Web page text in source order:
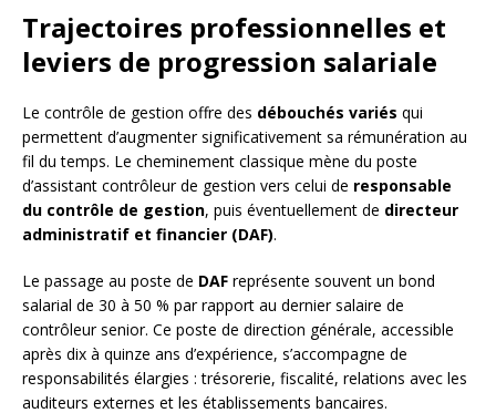
Trajectoires professionnelles et
leviers de progression salariale
Le contrôle de gestion offre des débouchés variés qui
permettent d’augmenter significativement sa rémunération au
fil du temps. Le cheminement classique mène du poste
d’assistant contrôleur de gestion vers celui de responsable
du contrôle de gestion, puis éventuellement de directeur
administratif et financier (DAF).
Le passage au poste de DAF représente souvent un bond
salarial de 30 à 50 % par rapport au dernier salaire de
contrôleur senior. Ce poste de direction générale, accessible
après dix à quinze ans d’expérience, s’accompagne de
responsabilités élargies : trésorerie, fiscalité, relations avec les
auditeurs externes et les établissements bancaires.